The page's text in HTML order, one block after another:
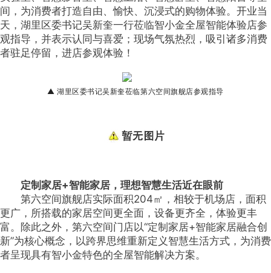
间，为消费者打造自由、愉快、沉浸式的购物体验。开业当
天，湖里区委书记吴新奎一行莅临智小金全屋智能体验店参
观指导，并表示认同与喜爱；现场气氛热烈，吸引诸多消费
者驻足停留，进店参观体验！
▲ 湖里区委书记吴新奎莅临第六空间旗舰店参观指导
定制家居+智能家居，理想智慧生活近在眼前
第六空间旗舰店实际面积204㎡，相较于机场店，面积
更广，所搭载的家居空间更全面，设备更齐全，体验更丰
富。除此之外，第六空间门店以“定制家居+智能家居融合创
新”为核心概念，以跨界思维重新定义智慧生活方式，为消费
者呈现具有智小金特色的全屋智能解决方案。